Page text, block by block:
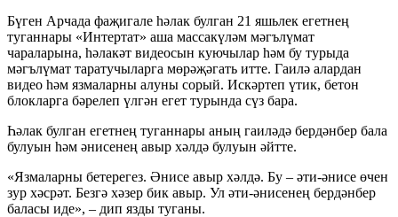
Бүген Арчада фаҗигале һәлак булган 21 яшьлек егетнең
туганнары «Интертат» аша массакүләм мәгълүмат
чараларына, һәлакәт видеосын куючылар һәм бу турыда
мәгълүмат таратучыларга мөрәҗәгать итте. Гаилә алардан
видео һәм язмаларны алуны сорый. Искәртеп үтик, бетон
блокларга бәрелеп үлгән егет турында сүз бара.
Һәлак булган егетнең туганнары аның гаиләдә бердәнбер бала
булуын һәм әнисенең авыр хәлдә булуын әйтте.
«Язмаларны бетерегез. Әнисе авыр хәлдә. Бу – әти-әнисе өчен
зур хәсрәт. Безгә хәзер бик авыр. Ул әти-әнисенең бердәнбер
баласы иде», – дип язды туганы.